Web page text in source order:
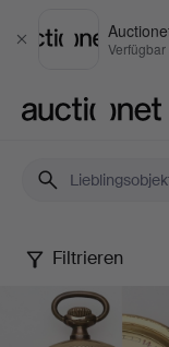
Schließen
Pocket
Watches
Filtrieren